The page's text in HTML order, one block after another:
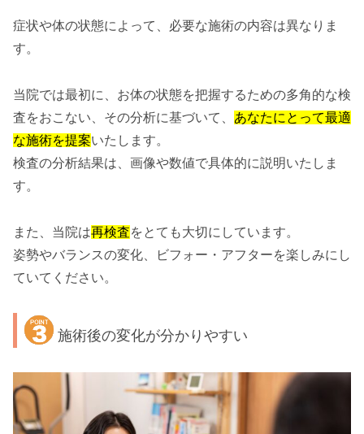
症状や体の状態によって、必要な施術の内容は異なりま
す。
当院では最初に、お体の状態を把握するための多角的な検
査をおこない、その分析に基づいて、 あなたにとって最適
な施術を提案いたします。
検査の分析結果は、画像や数値で具体的に説明いたしま
す。
また、当院は再検査をとても大切にしています。
姿勢やバランスの変化、ビフォー・アフターを楽しみにし
ていてください。
施術後の変化が分かりやすい